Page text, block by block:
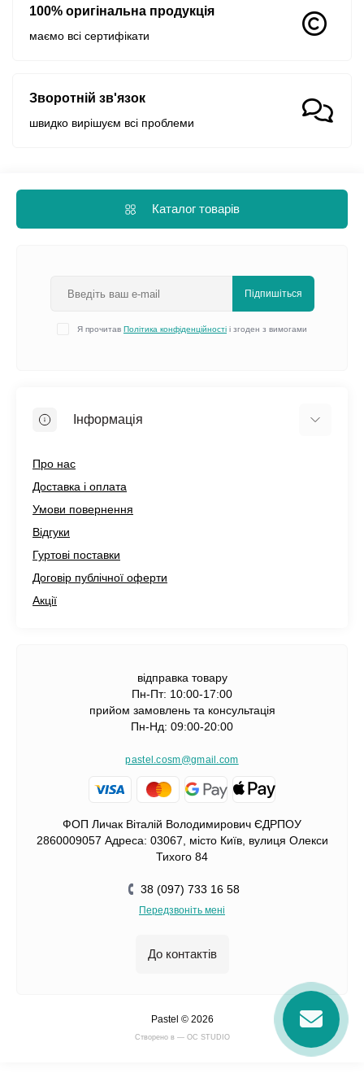
100% оригінальна продукція
маємо всі сертифікати
Зворотній зв'язок
швидко вирішуєм всі проблеми
Каталог товарів
Підпишіться
Я прочитав Політика конфіденційності і згоден з вимогами
Інформація
Про нас
Доставка і оплата
Умови повернення
Відгуки
Гуртові поставки
Договір публічної оферти
Акції
відправка товару
Пн-Пт: 10:00-17:00
прийом замовлень та консультація
Пн-Нд: 09:00-20:00
pastel.cosm@gmail.com
ФОП Личак Віталій Володимирович ЄДРПОУ
2860009057 Адреса: 03067, місто Київ, вулиця Олекси
Тихого 84
38 (097) 733 16 58
Передзвоніть мені
До контактів
Pastel © 2026
Cтворено в — OC STUDIO